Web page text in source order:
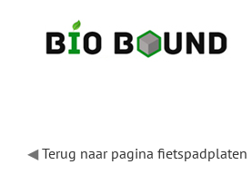
◀Terug naar pagina fietspadplaten